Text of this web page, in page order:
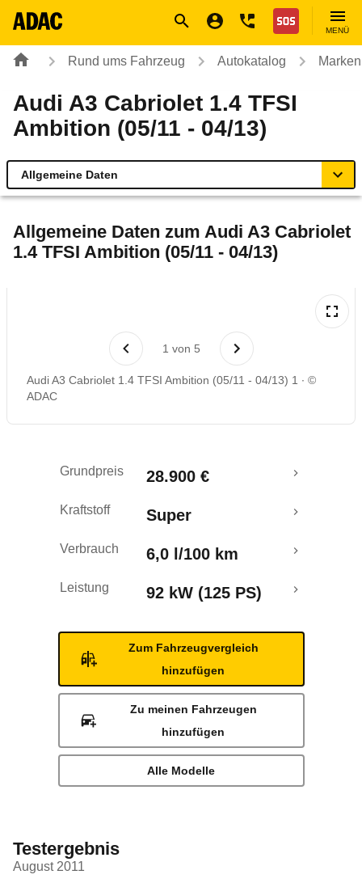
Nothilfe
MENÜ
Rund ums Fahrzeug Autokatalog
Audi A3 Cabriolet 1.4 TFSI
Ambition (05/11 - 04/13)
Allgemeine Daten
Technische Daten
Laufende Kosten
Rückrufe & Mängel
Allgemeine Daten zum Audi A3 Cabriolet
1.4 TFSI Ambition (05/11 - 04/13)
1 von 5
Audi A3 Cabriolet 1.4 TFSI Ambition (05/11 - 04/13) 1
©
ADAC
Grundpreis 28.900 €
Kraftstoff Super
Verbrauch 6,0 l/100 km
Leistung 92 kW (125 PS)
Zum Fahrzeugvergleich
hinzufügen
Zu meinen Fahrzeugen
hinzufügen
Alle Modelle
Testergebnis
August 2011